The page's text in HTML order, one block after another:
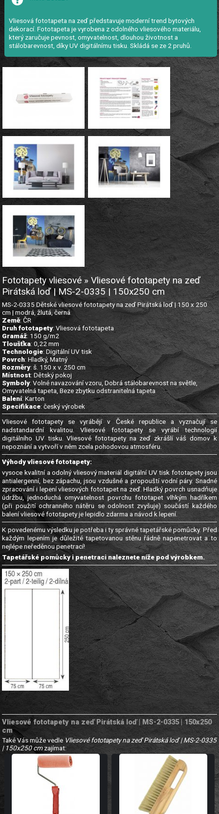
Vliesová fototapeta na zeď představuje moderní trend bytových
dekorací. Fototapeta je vyrobena z odolného vliesového materiálu,
který zaručuje pevnost, omyvatelnost, dlouhou životnost a
stálobarevnost, díky UV digitálnímu tisku. Skládá se ze 2 pruhů.
Fototapety vliesové » Vliesové fototapety na zeď
Pirátská loď | MS-2-0335 | 150x250 cm
MS-2-0335 Dětské vliesové fototapety na zeď Pirátská loď | 150 x 250
cm | modrá, žlutá, černá
Země: ČR
Druh fototapety: Vliesová fototapeta
Gramáž: 150 g/m2
Tloušťka: 0,22 mm
Technologie: Digitální UV tisk
Povrch: Hladký, Matný
Rozměry: š. 150 x v. 250 cm
Místnost: Dětský pokoj
Symboly: Volné navazování vzoru, Dobrá stálobarevnost na světle,
Omyvatelná tapeta, Beze zbytku odstranitelná tapeta
Balení: Karton
Specifikace: český výrobek
Vliesové fototapety se vyrábějí v České republice a vyznačují se
nadstandardní kvalitou. Vliesové fototapety se vyrábí technologií
digitálního UV tisku. Vliesové fototapety na zeď zkrášlí váš domov k
nepoznání a vytvoří v něm zcela pohodovou atmosféru.
Výhody vliesové fototapety:
vysoce kvalitní a odolný vliesový materiál digitální UV tisk fototapety jsou
antialergenní, bez zápachu, jsou vzdušné a propouští vodní páry. Snadné
zpracování i lepení vliesových fototapet na zeď. Hladký povrch usnadňuje
údržbu, jednoduchá omyvatelnost povrchu fototapet vlhkým hadříkem
(při použití ochranného nátěru se odolnost zvyšuje) součástí každého
balení vliesové fototapety je lepidlo zdarma a návod k lepení.
K povedenému výsledku je potřeba i ty správné tapetářské pomůcky. Před
každým lepením je důležité tapetovanou stěnu řádně napenetrovat a to
nejlépe neředěnou penetrací!
Tapetářské pomůcky i penetraci naleznete níže pod výrobkem.
Vliesové fototapety na zeď Pirátská loď | MS-2-0335 | 150x250
cm
Také Vás může vedle Vliesové fototapety na zeď Pirátská loď | MS-2-0335
| 150x250 cmzajímat: